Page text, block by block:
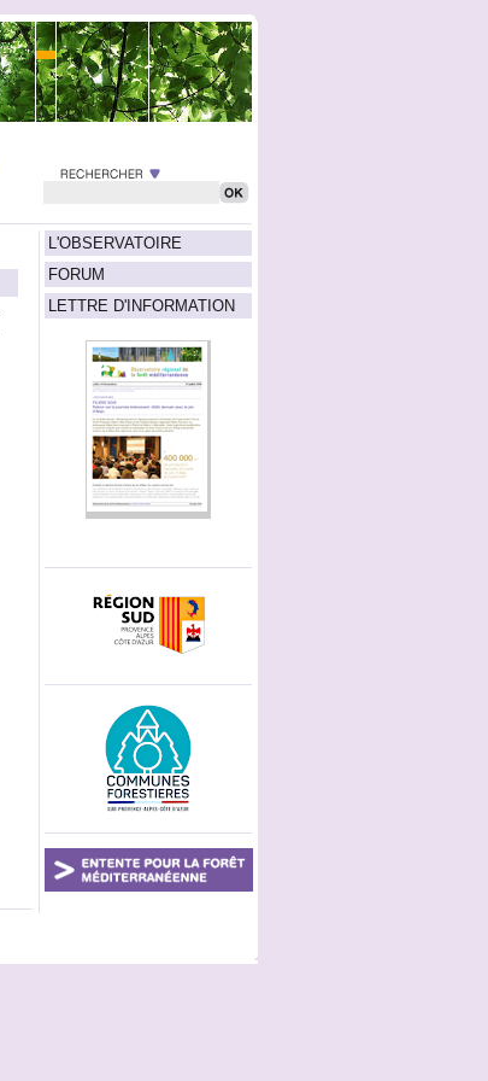
L'OBSERVATOIRE
FORUM
LETTRE D'INFORMATION